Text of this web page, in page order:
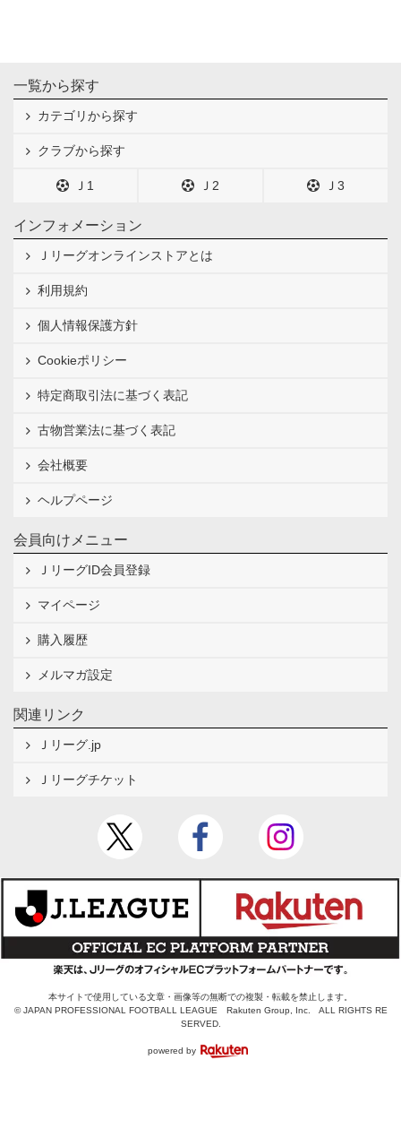
一覧から探す
カテゴリから探す
クラブから探す
Ｊ1 Ｊ2 Ｊ3
インフォメーション
Ｊリーグオンラインストアとは
利用規約
個人情報保護方針
Cookieポリシー
特定商取引法に基づく表記
古物営業法に基づく表記
会社概要
ヘルプページ
会員向けメニュー
ＪリーグID会員登録
マイページ
購入履歴
メルマガ設定
関連リンク
Ｊリーグ.jp
Ｊリーグチケット
本サイトで使用している文章・画像等の無断での複製・転載を禁止します。
© JAPAN PROFESSIONAL FOOTBALL LEAGUE Rakuten Group, Inc. ALL RIGHTS RE
SERVED.
powered by